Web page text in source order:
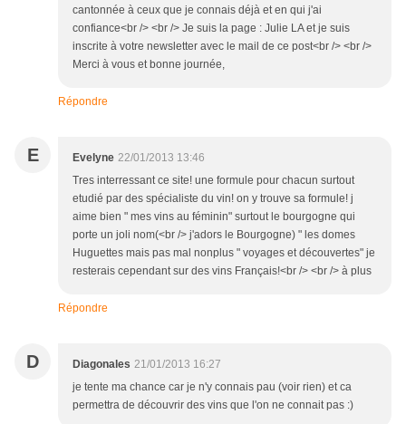
cantonnée à ceux que je connais déjà et en qui j'ai
confiance<br /> <br /> Je suis la page : Julie LA et je suis
inscrite à votre newsletter avec le mail de ce post<br /> <br />
Merci à vous et bonne journée,
Répondre
E Evelyne 22/01/2013 13:46
Tres interressant ce site! une formule pour chacun surtout
etudié par des spécialiste du vin! on y trouve sa formule! j
aime bien " mes vins au féminin" surtout le bourgogne qui
porte un joli nom(<br /> j'adors le Bourgogne) " les domes
Huguettes mais pas mal nonplus " voyages et découvertes" je
resterais cependant sur des vins Français!<br /> <br /> à plus
Répondre
D Diagonales 21/01/2013 16:27
je tente ma chance car je n'y connais pau (voir rien) et ca
permettra de découvrir des vins que l'on ne connait pas :)